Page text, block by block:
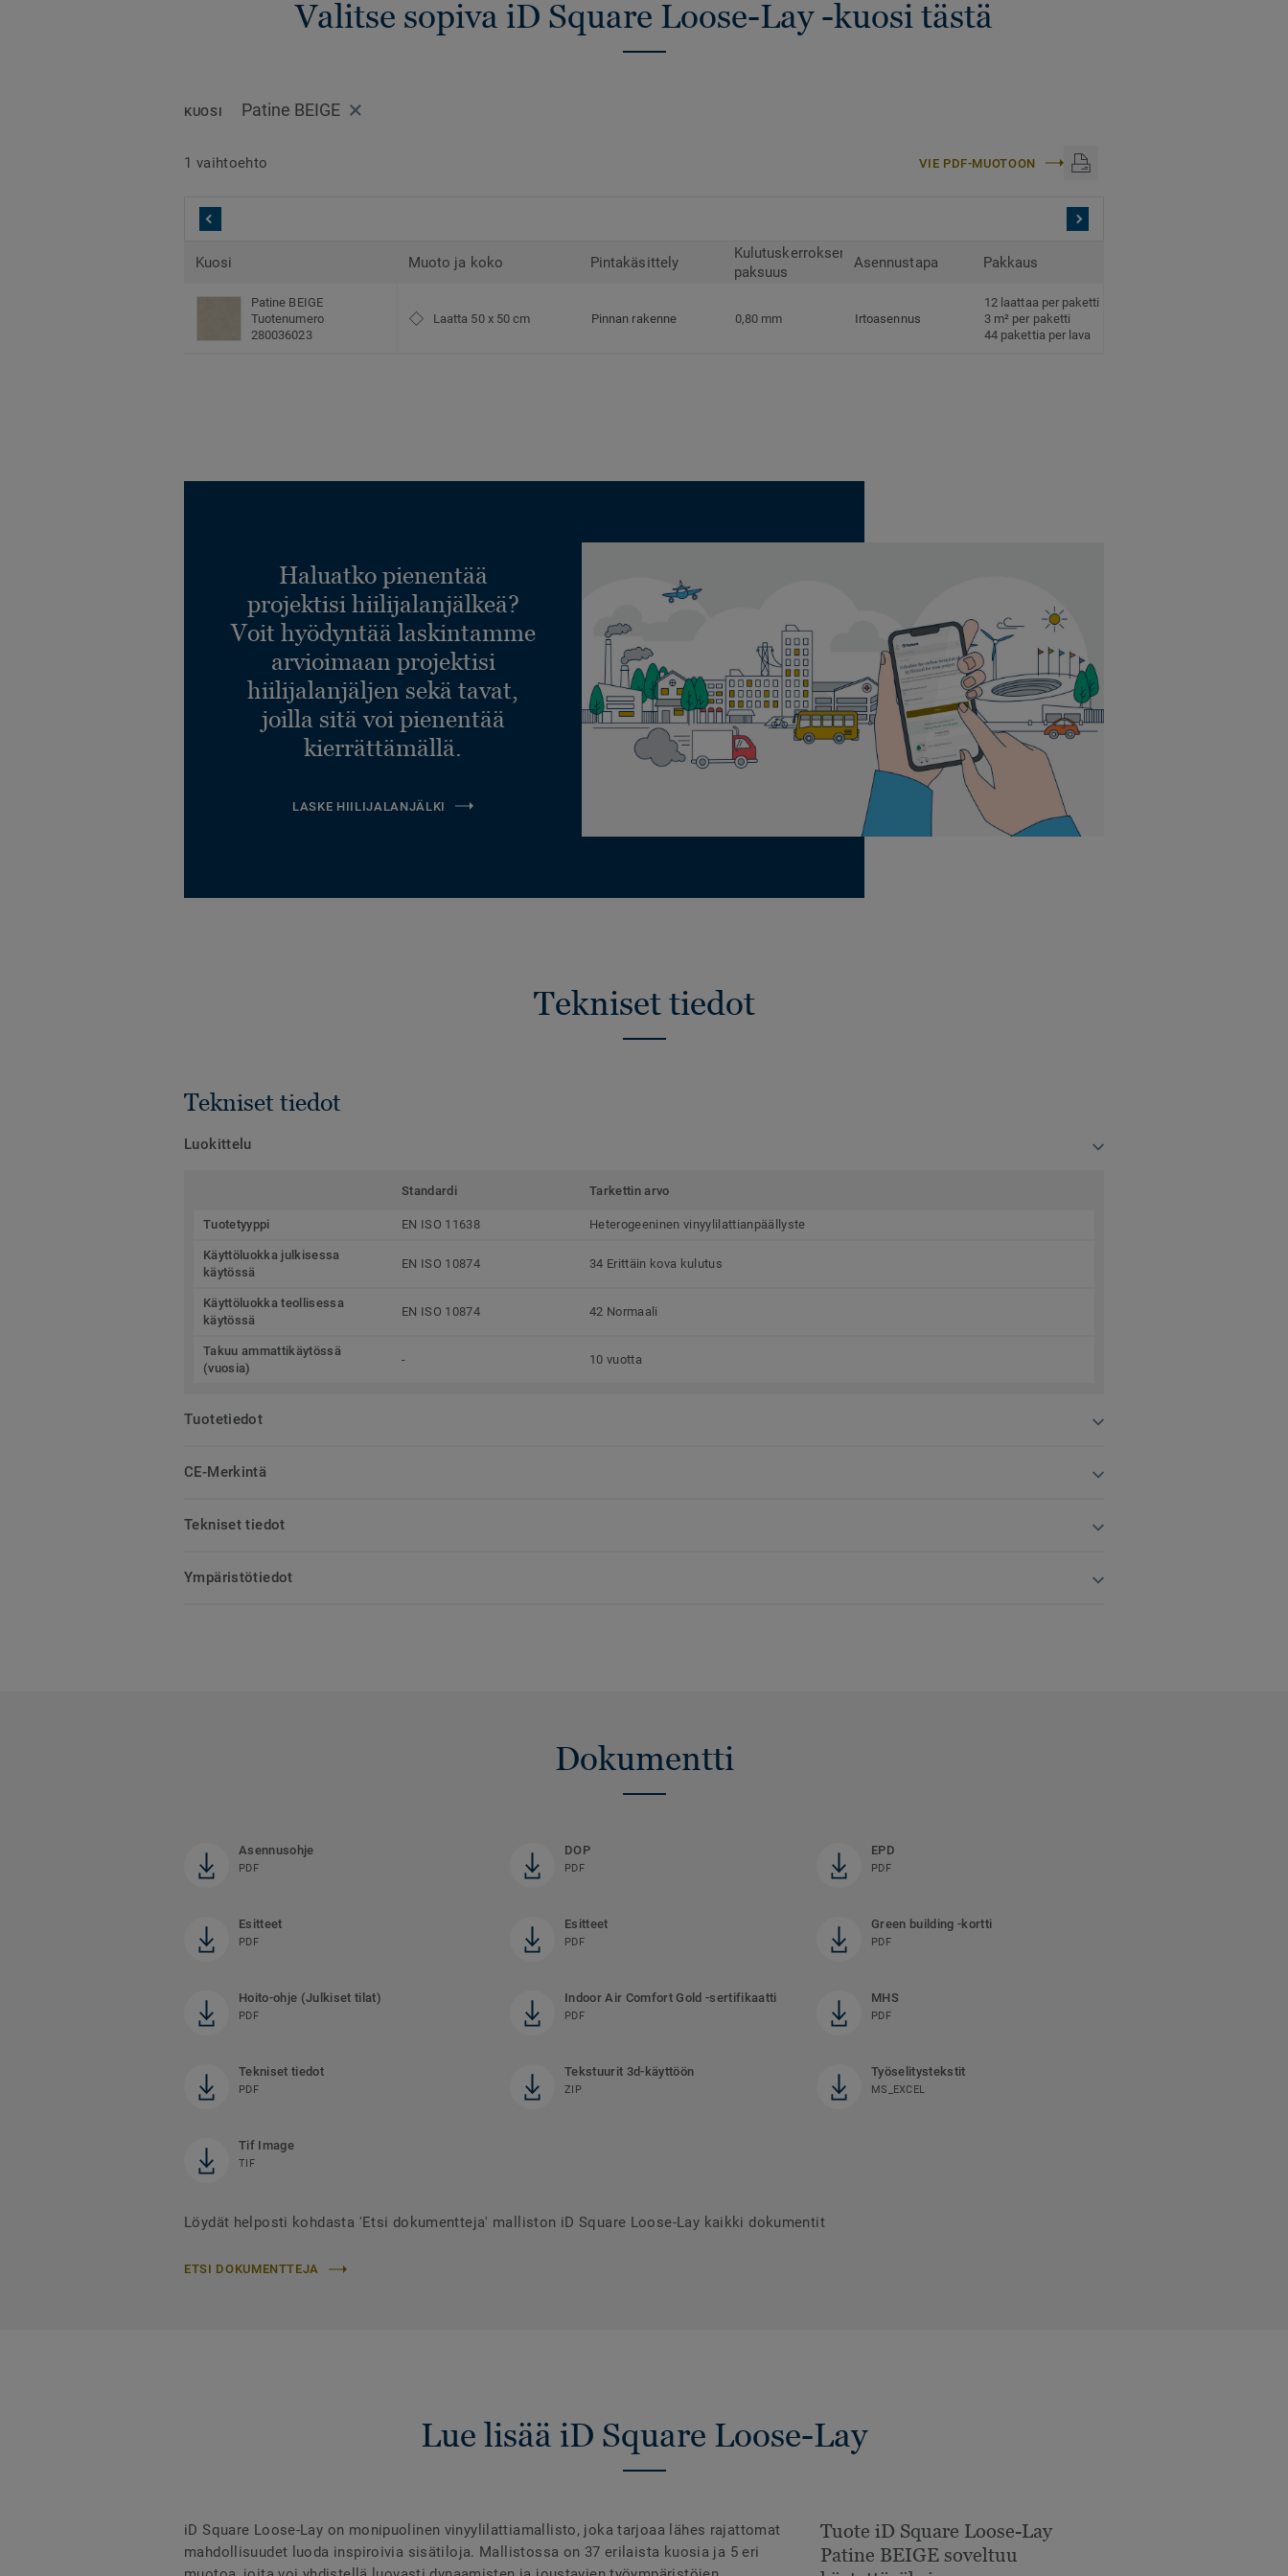
Valitse sopiva iD Square Loose-Lay -kuosi tästä
KUOSI Patine BEIGE
1 vaihtoehto VIE PDF-MUOTOON
Kuosi Muoto ja koko Pintakäsittely
Kulutuskerroksen
paksuus
Asennustapa Pakkaus
Patine BEIGE
Tuotenumero
280036023
Laatta 50 x 50 cm Pinnan rakenne 0,80 mm Irtoasennus
12 laattaa per paketti
3 m² per paketti
44 pakettia per lava
Haluatko pienentää
projektisi hiilijalanjälkeä?
Voit hyödyntää laskintamme
arvioimaan projektisi
hiilijalanjäljen sekä tavat,
joilla sitä voi pienentää
kierrättämällä.
LASKE HIILIJALANJÄLKI
Tekniset tiedot
Tekniset tiedot
Luokittelu
Standardi Tarkettin arvo
Tuotetyyppi EN ISO 11638 Heterogeeninen vinyylilattianpäällyste
Käyttöluokka julkisessa
käytössä
EN ISO 10874 34 Erittäin kova kulutus
Käyttöluokka teollisessa
käytössä
EN ISO 10874 42 Normaali
Takuu ammattikäytössä
(vuosia)
- 10 vuotta
Tuotetiedot
CE-Merkintä
Tekniset tiedot
Ympäristötiedot
Dokumentti
Asennusohje
PDF
DOP
PDF
EPD
PDF
Esitteet
PDF
Esitteet
PDF
Green building -kortti
PDF
Hoito-ohje (Julkiset tilat)
PDF
Indoor Air Comfort Gold -sertifikaatti
PDF
MHS
PDF
Tekniset tiedot
PDF
Tekstuurit 3d-käyttöön
ZIP
Työselitystekstit
MS_EXCEL
Tif Image
TIF
Löydät helposti kohdasta 'Etsi dokumentteja' malliston iD Square Loose-Lay kaikki dokumentit
ETSI DOKUMENTTEJA
Lue lisää iD Square Loose-Lay
iD Square Loose-Lay on monipuolinen vinyylilattiamallisto, joka tarjoaa lähes rajattomat
mahdollisuudet luoda inspiroivia sisätiloja. Mallistossa on 37 erilaista kuosia ja 5 eri
Tuote iD Square Loose-Lay
Patine BEIGE soveltuu